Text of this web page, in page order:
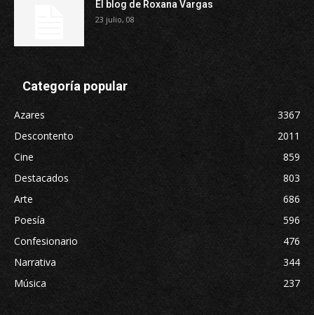
El blog de Roxana Vargas
23 julio, 08
Categoría popular
Azares
3367
Descontento
2011
Cine
859
Destacados
803
Arte
686
Poesía
596
Confesionario
476
Narrativa
344
Música
237